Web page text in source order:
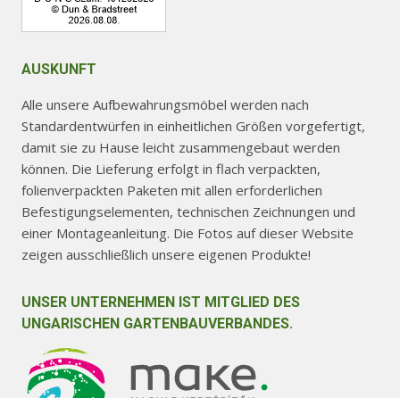
AUSKUNFT
Alle unsere Aufbewahrungsmöbel werden nach
Standardentwürfen in einheitlichen Größen vorgefertigt,
damit sie zu Hause leicht zusammengebaut werden
können. Die Lieferung erfolgt in flach verpackten,
folienverpackten Paketen mit allen erforderlichen
Befestigungselementen, technischen Zeichnungen und
einer Montageanleitung. Die Fotos auf dieser Website
zeigen ausschließlich unsere eigenen Produkte!
UNSER UNTERNEHMEN IST MITGLIED DES
UNGARISCHEN GARTENBAUVERBANDES.